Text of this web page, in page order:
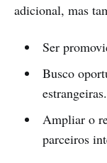
adicional, mas
Ser
Busco
estrangeiras.
Ampliar o
parceiros